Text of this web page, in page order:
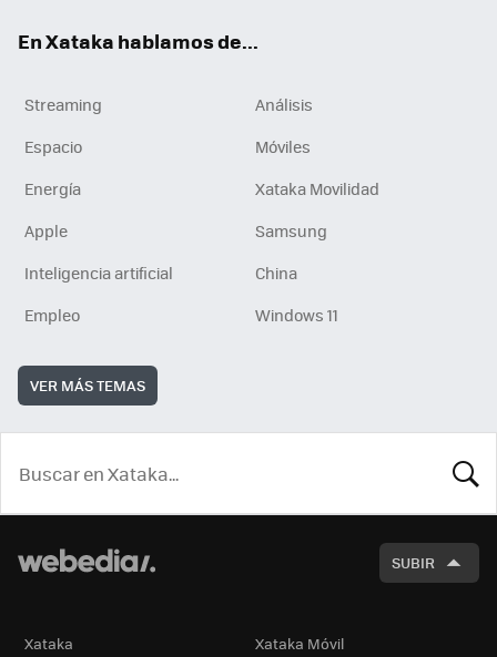
En Xataka hablamos de...
Streaming
Análisis
Espacio
Móviles
Energía
Xataka Movilidad
Apple
Samsung
Inteligencia artificial
China
Empleo
Windows 11
VER MÁS TEMAS
SUBIR
Xataka Xataka Móvil